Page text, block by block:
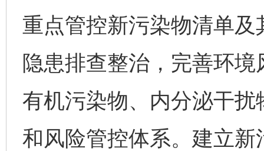
重点管控新污染物清单
隐患排查整治，完善环
有机污染物、内分泌干
和风险管控体系。建立